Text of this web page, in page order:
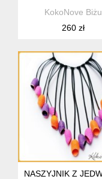
KokoNove Biżu
260 zł
NASZYJNIK Z